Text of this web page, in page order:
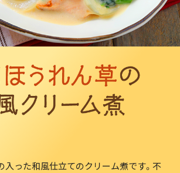
入った和風仕立てのクリーム煮です。不